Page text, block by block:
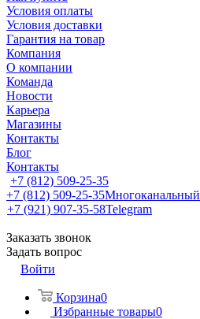
Условия оплаты
Условия доставки
Гарантия на товар
Компания
О компании
Команда
Новости
Карьера
Магазины
Контакты
Блог
Контакты
+7 (812) 509-25-35
+7 (812) 509-25-35Многоканальный
+7 (921) 907-35-58Telegram
Заказать звонок
Задать вопрос
Войти
Корзина0
Избранные товары0